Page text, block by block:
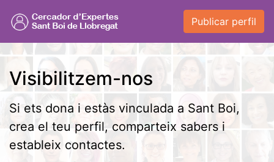
Publicar perfil
Visibilitzem-nos
Si ets dona i estàs vinculada a Sant Boi,
crea el teu perfil, comparteix sabers i
estableix contactes.